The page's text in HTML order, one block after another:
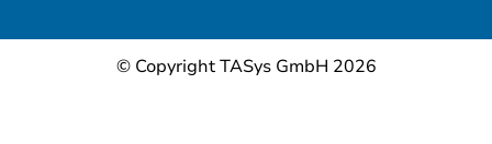
© Copyright TASys GmbH 2026